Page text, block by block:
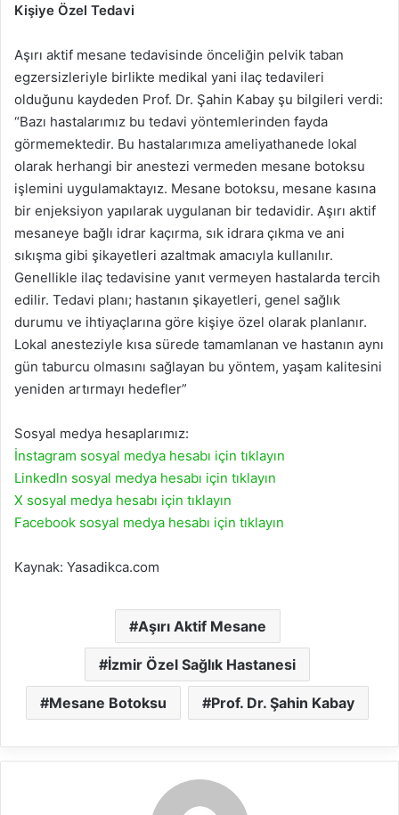
Kişiye Özel Tedavi
Aşırı aktif mesane tedavisinde önceliğin pelvik taban
egzersizleriyle birlikte medikal yani ilaç tedavileri
olduğunu kaydeden Prof. Dr. Şahin Kabay şu bilgileri verdi:
“Bazı hastalarımız bu tedavi yöntemlerinden fayda
görmemektedir. Bu hastalarımıza ameliyathanede lokal
olarak herhangi bir anestezi vermeden mesane botoksu
işlemini uygulamaktayız. Mesane botoksu, mesane kasına
bir enjeksiyon yapılarak uygulanan bir tedavidir. Aşırı aktif
mesaneye bağlı idrar kaçırma, sık idrara çıkma ve ani
sıkışma gibi şikayetleri azaltmak amacıyla kullanılır.
Genellikle ilaç tedavisine yanıt vermeyen hastalarda tercih
edilir. Tedavi planı; hastanın şikayetleri, genel sağlık
durumu ve ihtiyaçlarına göre kişiye özel olarak planlanır.
Lokal anesteziyle kısa sürede tamamlanan ve hastanın aynı
gün taburcu olmasını sağlayan bu yöntem, yaşam kalitesini
yeniden artırmayı hedefler”
Sosyal medya hesaplarımız:
İnstagram sosyal medya hesabı için tıklayın
Linkedln sosyal medya hesabı için tıklayın
X sosyal medya hesabı için tıklayın
Facebook sosyal medya hesabı için tıklayın
Kaynak: Yasadikca.com
Aşırı Aktif Mesane
İzmir Özel Sağlık Hastanesi
Mesane Botoksu Prof. Dr. Şahin Kabay